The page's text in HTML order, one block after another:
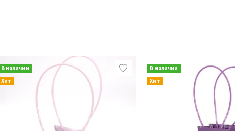
В наличии
Хит
В наличии
Хит